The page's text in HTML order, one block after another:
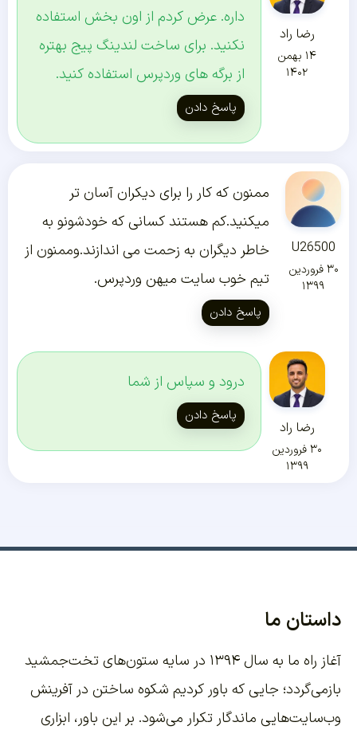
رضا راد
۱۴ بهمن
۱۴۰۲
داره. عرض کردم از اون بخش استفاده
نکنید. برای ساخت لندینگ پیج بهتره
از برگه های وردپرس استفاده کنید.
پاسخ دادن
U26500
۳۰ فروردین
۱۳۹۹
ممنون که کار را برای دیکران آسان تر
میکنید.کم هستند کسانی که خودشونو به
خاطر دیگران به زحمت می اندازند.وممنون از
تیم خوب سایت میهن وردپرس.
پاسخ دادن
رضا راد
۳۰ فروردین
۱۳۹۹
درود و سپاس از شما
پاسخ دادن
داستان ما
آغاز راه ما به سال ۱۳۹۴ در سایه ستون‌های تخت‌جمشید
بازمی‌گردد؛ جایی که باور کردیم شکوه ساختن در آفرینش
وب‌سایت‌هایی ماندگار تکرار می‌شود. بر این باور، ابزاری